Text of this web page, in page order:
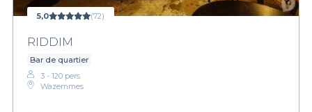
5,0 (72)
RIDDIM
Bar de quartier
3 - 120 pers.
Wazemmes